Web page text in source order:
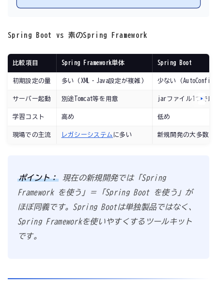
Spring Boot vs 素のSpring Framework
比較項目 Spring Framework単体 Spring Boot
初期設定の量 多い（XML・Java設定が複雑） 少ない（
サーバー起動 別途Tomcat等を用意 jarファイル1つで即
学習コスト 高め 低め
現場での主流 レガシーシステム に多い 新規開発の大多数
ポイント：現在の新規開発では「Spring
Framework を使う」＝「Spring Boot を使う」が
ほぼ同義です。Spring Bootは単独製品ではなく、
Spring Frameworkを使いやすくするツールキット
です。